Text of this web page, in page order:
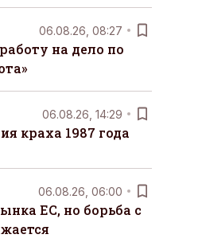
06.08.26, 08:27
на дело по
06.08.26, 14:29
краха 1987 года
06.08.26, 06:00
ЕС, но борьба с